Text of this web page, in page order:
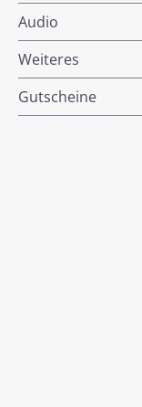
Audio
Weiteres
Gutscheine